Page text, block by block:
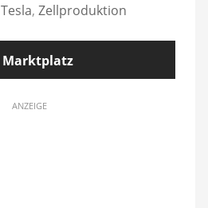
Tesla, Zellproduktion
Marktplatz
ANZEIGE